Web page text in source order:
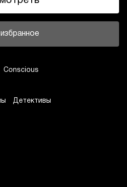
Conscious
Детективы